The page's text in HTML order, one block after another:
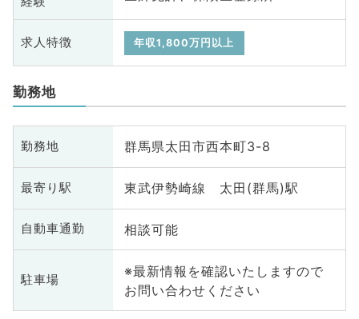
求人特徴 年収1,800万円以上
勤務地
勤務地 群馬県太田市西本町3-8
最寄り駅 東武伊勢崎線 太田(群馬)駅
自動車通勤 相談可能
駐車場
※最新情報を確認いたしますので
お問い合わせください